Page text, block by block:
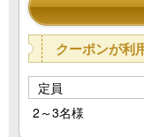
クーポンが利
定員
2～3名様